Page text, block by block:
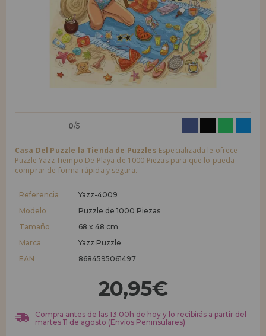
LIQUIDACIONES
INFORMACIÓN
955 333 133
Quiero registrarme como
nuevo cliente
Al crear una cuenta en casadelpuzzle.com podrás realizar tus compras
rápidamente en nuestra tienda virtual, revisar el estado de tus pedidos
y consultar tus operaciones anteriores.
¡Adelante! Te estábamos esperando.
nuevo distribuidor
¿Eres Profesional o Empresa?. ¿Quieres vender en tu negocio
condiciones de ventas con descuentos especiales para la distribución.
¡Adelante! Te estábamos esperando.
REGISTRO DISTRIBUIDOR
0/5
Casa Del Puzzle la Tienda de Puzzles Especializada le ofrece
Puzzle Yazz Tiempo De Playa de 1000 Piezas para que lo pueda
comprar de forma rápida y segura.
Referencia
Yazz-4009
Modelo
Puzzle de 1000 Piezas
Tamaño
68 x 48 cm
Marca
Yazz Puzzle
EAN
8684595061497
20,95€
Compra antes de las 13:00h de hoy y lo recibirás a partir del
martes 11 de agosto (Envíos Peninsulares)